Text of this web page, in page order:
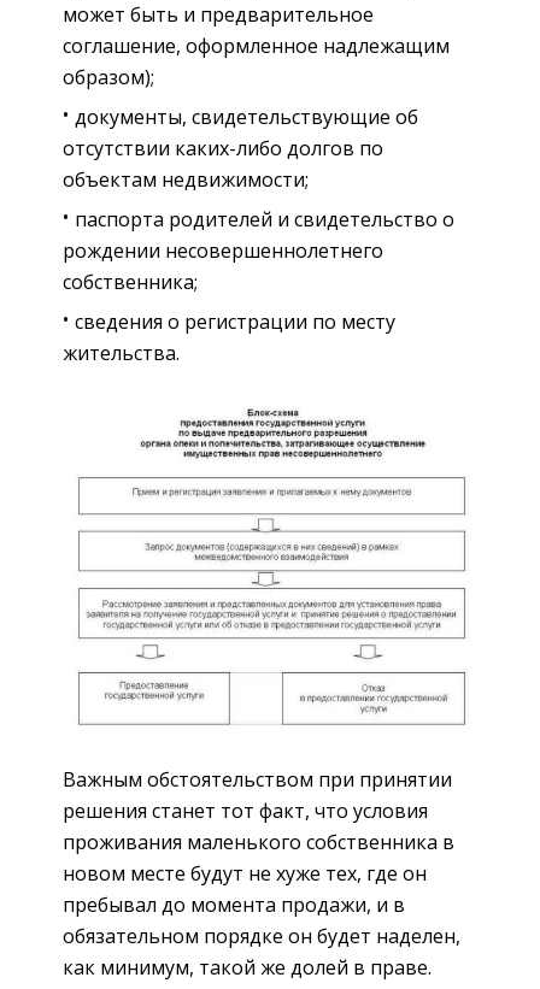
может быть и предварительное
соглашение, оформленное надлежащим
образом);
документы, свидетельствующие об
отсутствии каких-либо долгов по
объектам недвижимости;
паспорта родителей и свидетельство о
рождении несовершеннолетнего
собственника;
сведения о регистрации по месту
жительства.
Важным обстоятельством при принятии
решения станет тот факт, что условия
проживания маленького собственника в
новом месте будут не хуже тех, где он
пребывал до момента продажи, и в
обязательном порядке он будет наделен,
как минимум, такой же долей в праве.